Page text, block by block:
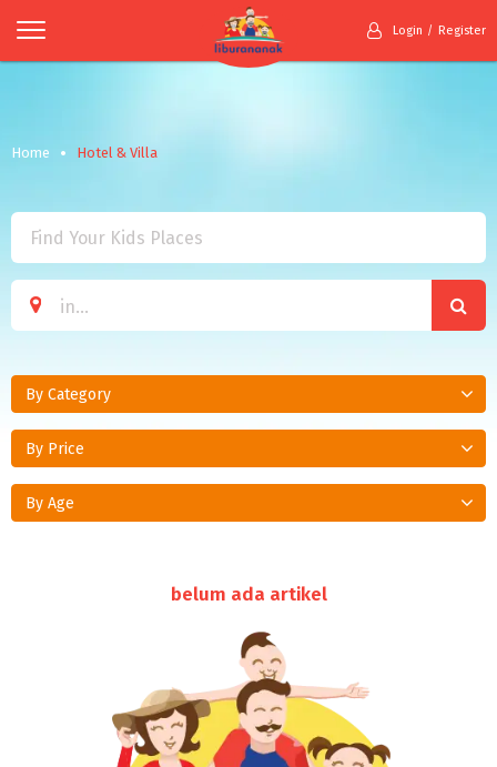
Login Register
Home Hotel & Villa
By Category
By Price
By Age
belum ada artikel